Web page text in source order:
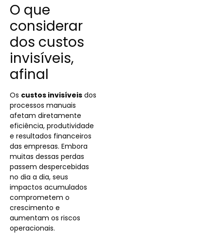
O que
considerar
dos custos
invisíveis,
afinal
Os custos invisíveis dos
processos manuais
afetam diretamente
eficiência, produtividade
e resultados financeiros
das empresas. Embora
muitas dessas perdas
passem despercebidas
no dia a dia, seus
impactos acumulados
comprometem o
crescimento e
aumentam os riscos
operacionais.